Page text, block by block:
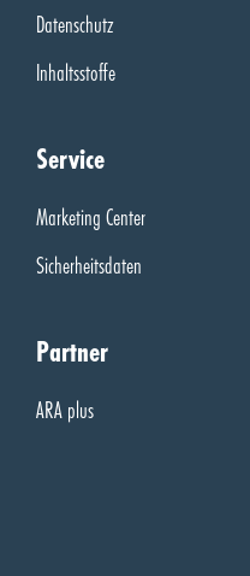
Datenschutz
Inhaltsstoffe
Service
Marketing Center
Sicherheitsdaten
Partner
ARA plus